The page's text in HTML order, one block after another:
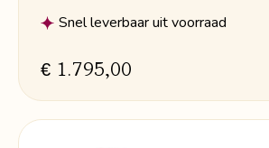
Snel leverbaar uit voorraad
€ 1.795,00